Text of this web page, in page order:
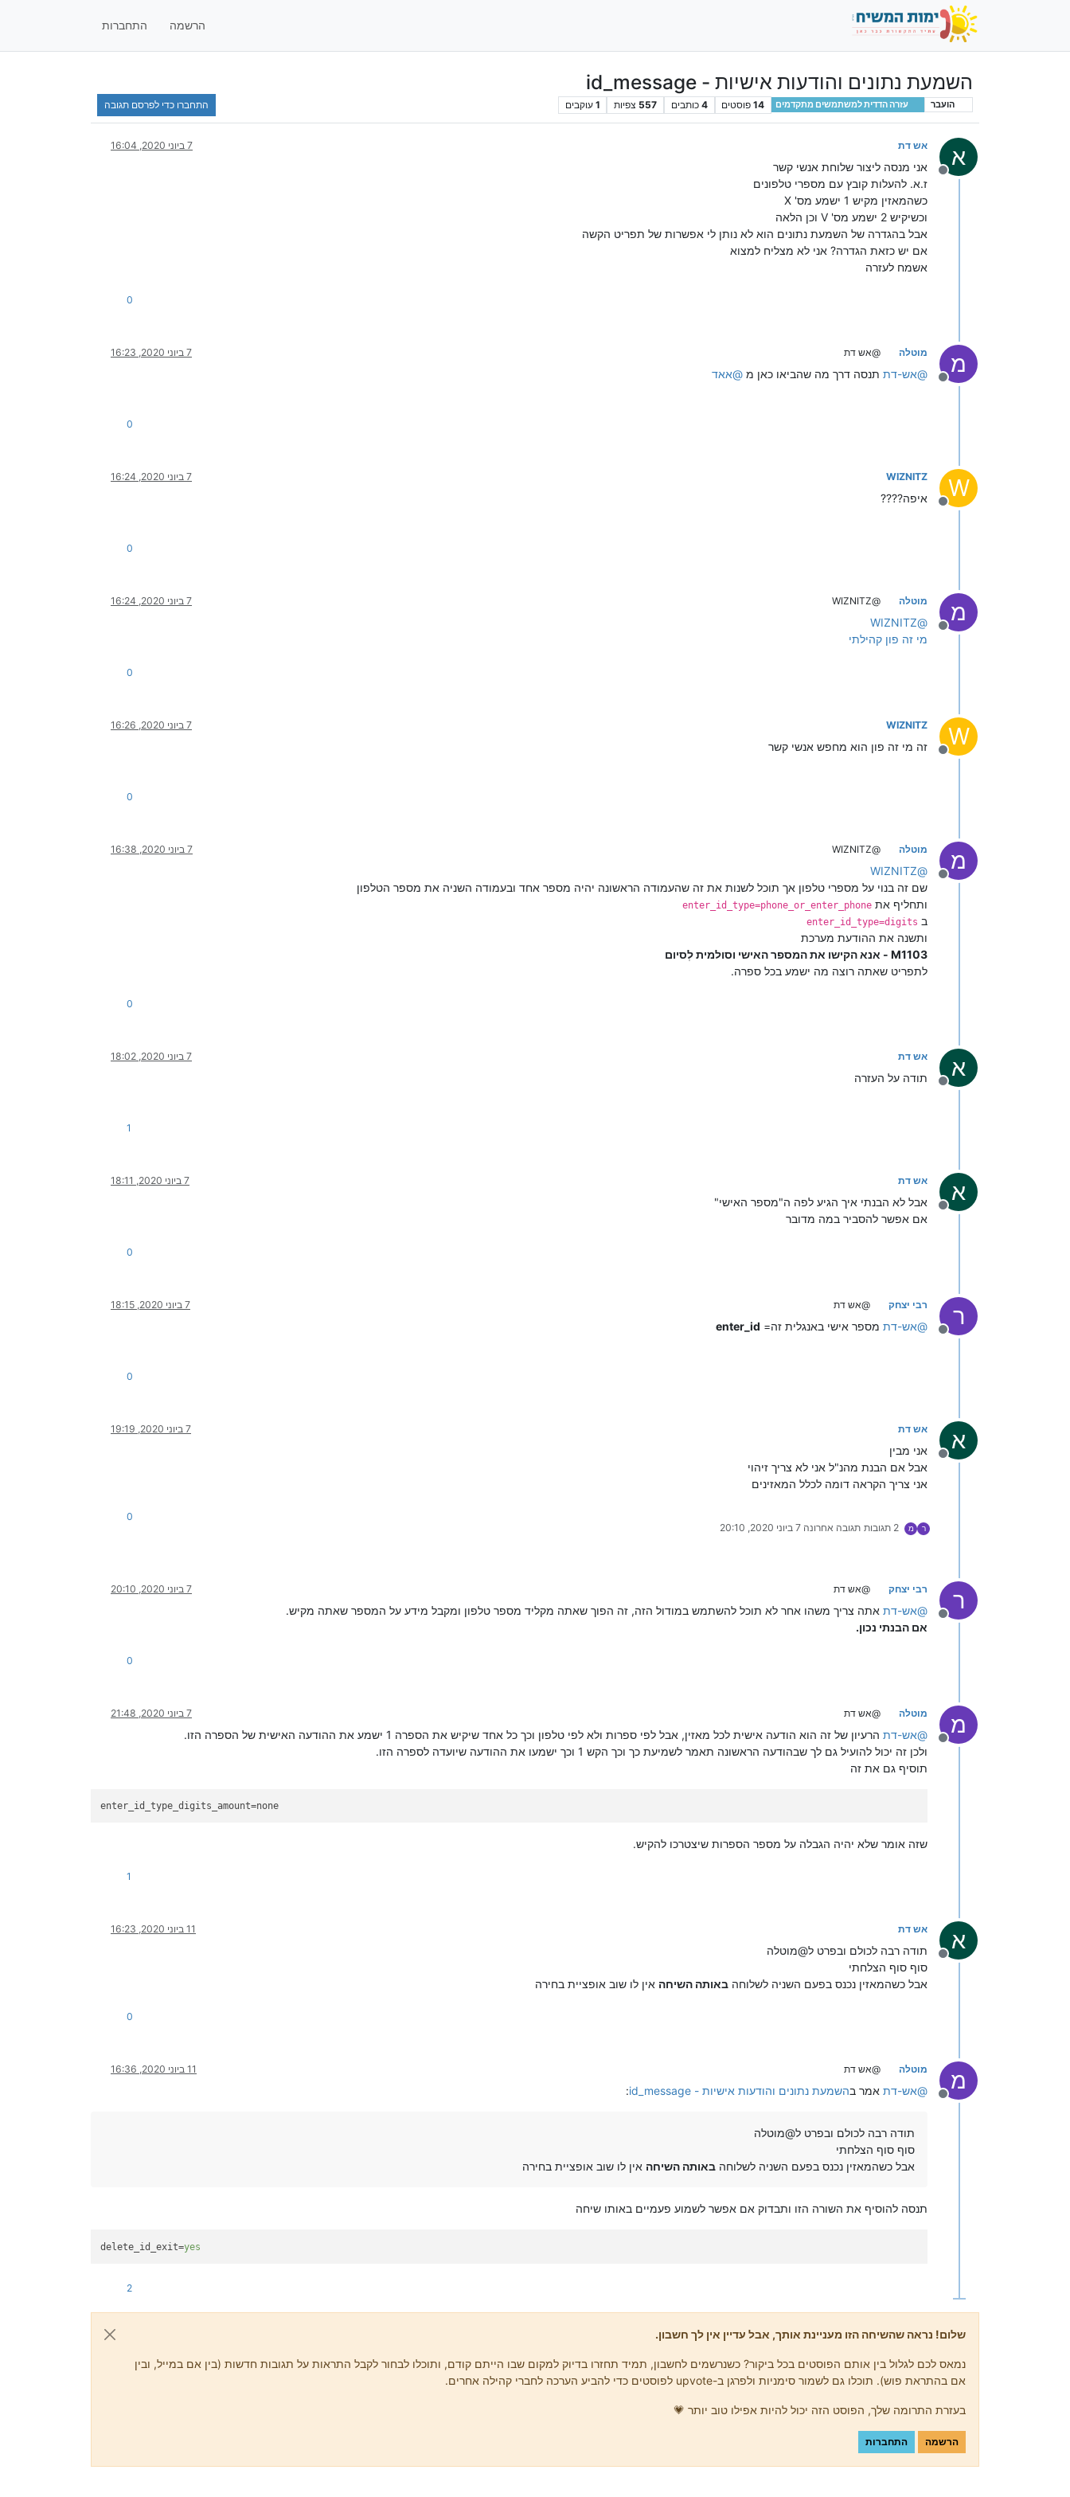
הרשמה התחברות
השמעת נתונים והודעות אישיות - id_message
הועבר עזרה הדדית למשתמשים מתקדמים 14 פוסטים 4 כותבים 557 צפיות 1 עוקבים התחברו כדי לפרסם תגובה
א
מנותק
אש דת 7 ביוני 2020, 16:04
אני מנסה ליצור שלוחת אנשי קשר
ז.א. להעלות קובץ עם מספרי טלפונים
כשהמאזין מקיש 1 ישמע מס' X
וכשיקיש 2 ישמע מס' V וכן הלאה
אבל בהגדרה של השמעת נתונים הוא לא נותן לי אפשרות של תפריט הקשה
אם יש כזאת הגדרה? אני לא מצליח למצוא
אשמח לעזרה
0
מ
מנותק
מוטלה @אש דת 7 ביוני 2020, 16:23
@אש-דת תנסה דרך מה שהביאו כאן מ @אאד
0
W
מנותק
WIZNITZ 7 ביוני 2020, 16:24
איפה????
0
מ
מנותק
מוטלה @WIZNITZ 7 ביוני 2020, 16:24
@
WIZNITZ
מי זה פון קהילתי
0
W
מנותק
WIZNITZ 7 ביוני 2020, 16:26
זה מי זה פון הוא מחפש אנשי קשר
0
מ
מנותק
מוטלה @WIZNITZ 7 ביוני 2020, 16:38
@
WIZNITZ
שם זה בנוי על מספרי טלפון אך תוכל לשנות את זה שהעמודה הראשונה יהיה מספר אחד ובעמודה השניה את מספר הטלפון
ותחליף את enter_id_type=phone_or_enter_phone
ב enter_id_type=digits
ותשנה את ההודעת מערכת
M1103 - אנא הקישו את המספר האישי וסולמית לְסיום
לתפריט שאתה רוצה מה ישמע בכל ספרה.
0
א
מנותק
אש דת 7 ביוני 2020, 18:02
תודה על העזרה
1
א
מנותק
אש דת 7 ביוני 2020, 18:11
אבל לא הבנתי איך הגיע לפה ה"מספר האישי"
אם אפשר להסביר במה מדובר
0
ר
מנותק
רבי יצחק @אש דת 7 ביוני 2020, 18:15
@אש-דת מספר אישי באנגלית זה= enter_id
0
א
מנותק
אש דת 7 ביוני 2020, 19:19
אני מבין
אבל אם הבנת מהנ"ל אני לא צריך זיהוי
אני צריך הקראה דומה לכלל המאזינים
ר מ 2 תגובות תגובה אחרונה 7 ביוני 2020, 20:10
0
ר
מנותק
רבי יצחק @אש דת 7 ביוני 2020, 20:10
@אש-דת אתה צריך משהו אחר לא תוכל להשתמש במודול הזה, זה הפוך שאתה מקליד מספר טלפון ומקבל מידע על המספר שאתה מקיש.
אם הבנתי נכון.
0
מ
מנותק
מוטלה @אש דת 7 ביוני 2020, 21:48
@אש-דת הרעיון של זה הוא הודעה אישית לכל מאזין, אבל לפי ספרות ולא לפי טלפון וכך כל אחד שיקיש את הספרה 1 ישמע את ההודעה האישית של הספרה הזו.
ולכן זה יכול להועיל גם לך שבהודעה הראשונה תאמר לשמיעת כך וכך הקש 1 וכך ישמעו את ההודעה שיועדה לספרה הזו.
תוסיף גם את זה
enter_id_type_digits_amount=none
שזה אומר שלא יהיה הגבלה על מספר הספרות שיצטרכו להקיש.
1
א
מנותק
אש דת 11 ביוני 2020, 16:23
תודה רבה לכולם ובפרט ל@מוטלה
סוף סוף הצלחתי
אבל כשהמאזין נכנס בפעם השניה לשלוחה באותה השיחה אין לו שוב אופציית בחירה
0
מ
מנותק
מוטלה @אש דת 11 ביוני 2020, 16:36
@אש-דת אמר בהשמעת נתונים והודעות אישיות - id_message :
תודה רבה לכולם ובפרט ל@מוטלה
סוף סוף הצלחתי
אבל כשהמאזין נכנס בפעם השניה לשלוחה באותה השיחה אין לו שוב אופציית בחירה
תנסה להוסיף את השורה הזו ותבדוק אם אפשר לשמוע פעמיים באותו שיחה
delete_id_exit=yes
2
שלום! נראה שהשיחה הזו מעניינת אותך, אבל עדיין אין לך חשבון.
נמאס לכם לגלול בין אותם הפוסטים בכל ביקור? כשנרשמים לחשבון, תמיד תחזרו בדיוק למקום שבו הייתם קודם, ותוכלו לבחור לקבל התראות על תגובות חדשות (בין אם במייל, ובין
אם בהתראת פוש). תוכלו גם לשמור סימניות ולפרגן ב-upvote לפוסטים כדי להביע הערכה לחברי קהילה אחרים.
בעזרת התרומה שלך, הפוסט הזה יכול להיות אפילו טוב יותר 💗
הרשמה התחברות